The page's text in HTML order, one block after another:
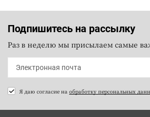
Подпишитесь на рассылку
Раз в неделю мы присылаем самые
Я даю согласие на обработку персональных